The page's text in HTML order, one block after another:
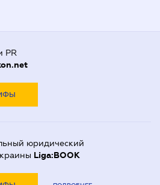
PR
юридический
Liga:BOOK